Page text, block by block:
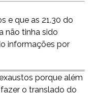
e que as 21.30 do
não tinha sido
informações por
porque além
o translado do